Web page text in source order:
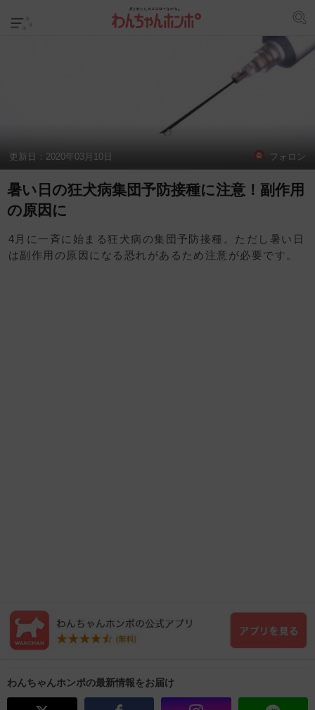
更新日： 2020年03月10日 フォロン
暑い日の狂犬病集団予防接種に注意！副作用
の原因に
4月に一斉に始まる狂犬病の集団予防接種。ただし暑い日
は副作用の原因になる恐れがあるため注意が必要です。
わんちゃんホンポの最新情報をお届け